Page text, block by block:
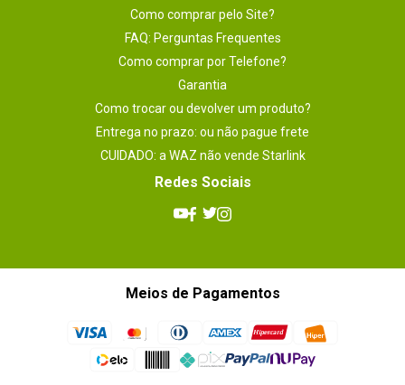
Como comprar pelo Site?
FAQ: Perguntas Frequentes
Como comprar por Telefone?
Garantia
Como trocar ou devolver um produto?
Entrega no prazo: ou não pague frete
CUIDADO: a WAZ não vende Starlink
Redes Sociais
Meios de Pagamentos